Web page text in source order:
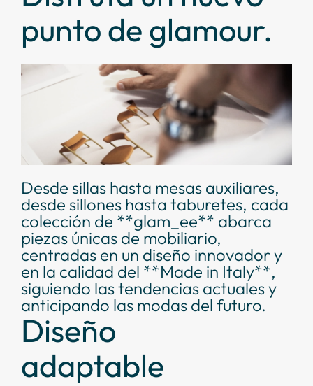
punto de glamour.
Desde sillas hasta mesas auxiliares,
desde sillones hasta taburetes, cada
colección de **glam_ee** abarca
piezas únicas de mobiliario,
centradas en un diseño innovador y
en la calidad del **Made in Italy**,
siguiendo las tendencias actuales y
anticipando las modas del futuro.
Diseño
adaptable